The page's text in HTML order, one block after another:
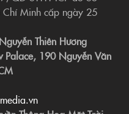
Chí Minh cấp ngày 25
Thiên Hương
Palace, 190 Nguyễn Văn